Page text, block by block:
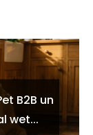
B2B un
wet...